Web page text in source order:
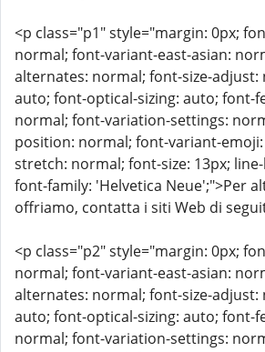
<p class="p1" style="margin: 0px;
normal; font-variant-east-asian:
alternates: normal; font-size-adjust:
auto; font-optical-sizing: auto; font-
normal; font-variation-settings:
position: normal; font-variant-
stretch: normal; font-size: 13px;
font-family: 'Helvetica Neue';">Per
offriamo, contatta i siti Web di
<p class="p2" style="margin: 0px;
normal; font-variant-east-asian:
alternates: normal; font-size-adjust:
auto; font-optical-sizing: auto; font-
normal; font-variation-settings: